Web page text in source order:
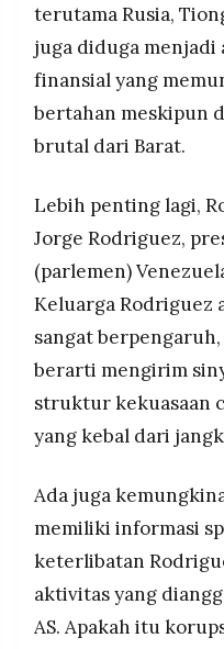
terutama Rusia,
juga diduga menjadi
finansial yang
bertahan meskipun
brutal dari Barat.
Lebih penting lagi,
Jorge Rodriguez,
(parlemen)
Keluarga Rodriguez
sangat
berarti mengirim
struktur kekuasaan
yang kebal dari
Ada juga
memiliki informasi
keterlibatan
aktivitas yang
AS. Apakah itu